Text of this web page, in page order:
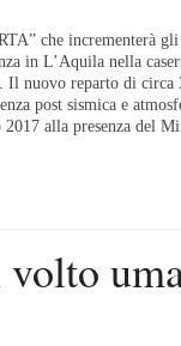
che incrementerà
in L’Aquila nella
nuovo reparto di circa
post sismica e
alla presenza del